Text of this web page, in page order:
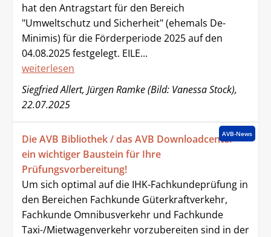
hat den Antragstart für den Bereich
"Umweltschutz und Sicherheit" (ehemals De-
Minimis) für die Förderperiode 2025 auf den
04.08.2025 festgelegt. EILE...
weiterlesen
Siegfried Allert, Jürgen Ramke (Bild: Vanessa Stock),
22.07.2025
AVB-News
Die AVB Bibliothek / das AVB Downloadcenter -
ein wichtiger Baustein für Ihre
Prüfungsvorbereitung!
Um sich optimal auf die IHK-Fachkundeprüfung in
den Bereichen Fachkunde Güterkraftverkehr,
Fachkunde Omnibusverkehr und Fachkunde
Taxi-/Mietwagenverkehr vorzubereiten sind in der